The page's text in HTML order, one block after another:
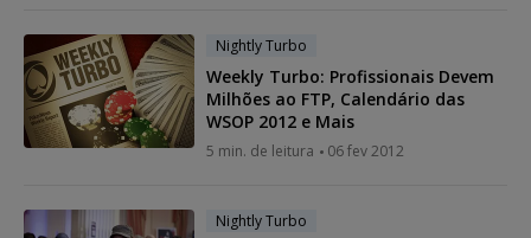
Nightly Turbo
Weekly Turbo: Profissionais Devem
Milhões ao FTP, Calendário das
WSOP 2012 e Mais
5 min. de leitura 06 fev 2012
Nightly Turbo